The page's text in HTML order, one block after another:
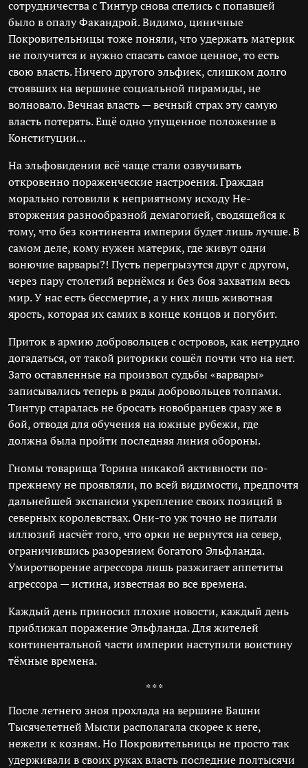
сотрудничества с Тинтур снова спелись с попавшей
было в опалу Факандрой. Видимо, циничные
Покровительницы тоже поняли, что удержать материк
не получится и нужно спасать самое ценное, то есть
свою власть. Ничего другого эльфиек, слишком долго
стоявших на вершине социальной пирамиды, не
волновало. Вечная власть — вечный страх эту самую
власть потерять. Ещё одно упущенное положение в
Конституции…
На эльфовидении всё чаще стали озвучивать
откровенно пораженческие настроения. Граждан
морально готовили к неприятному исходу Не-
вторжения разнообразной демагогией, сводящейся к
тому, что без континента империи будет лишь лучше. В
самом деле, кому нужен материк, где живут одни
вонючие варвары?! Пусть перегрызутся друг с другом,
через пару столетий вернёмся и без боя захватим весь
мир. У нас есть бессмертие, а у них лишь животная
ярость, которая их самих в конце концов и погубит.
Приток в армию добровольцев с островов, как нетрудно
догадаться, от такой риторики сошёл почти что на нет.
Зато оставленные на произвол судьбы «варвары»
записывались теперь в ряды добровольцев толпами.
Тинтур старалась не бросать новобранцев сразу же в
бой, отводя для обучения на южные рубежи, где
должна была пройти последняя линия обороны.
Гномы товарища Торина никакой активности по-
прежнему не проявляли, по всей видимости, предпочтя
дальнейшей экспансии укрепление своих позиций в
северных королевствах. Они-то уж точно не питали
иллюзий насчёт того, что орки не вернутся на север,
ограничившись разорением богатого Эльфланда.
Умиротворение агрессора лишь разжигает аппетиты
агрессора — истина, известная во все времена.
Каждый день приносил плохие новости, каждый день
приближал поражение Эльфланда. Для жителей
континентальной части империи наступили воистину
тёмные времена.
* * *
После летнего зноя прохлада на вершине Башни
Тысячелетней Мысли располагала скорее к неге,
нежели к козням. Но Покровительницы не просто так
удерживали в своих руках власть последние полтысячи